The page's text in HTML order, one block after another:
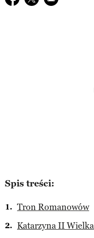
Spis treści:
Tron Romanowów
Katarzyna II Wielka